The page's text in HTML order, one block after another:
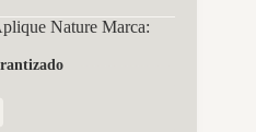
Nature Marca: